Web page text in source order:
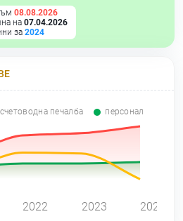
08.08.2026
на 07.04.2026
за 2024
счетоводна печалба персонал
2022 2023 2024